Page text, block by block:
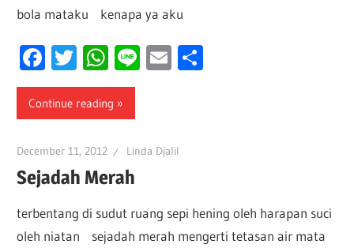
bola mataku kenapa ya aku
Facebook
Twitter
WhatsApp
LineEmail
Continue reading
December 11, 2012 Linda Djalil
Sejadah Merah
terbentang di sudut ruang sepi hening oleh harapan suci
oleh niatan sejadah merah mengerti tetasan air mata